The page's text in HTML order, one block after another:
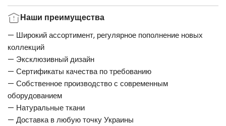
Наши преимущества
— Широкий ассортимент, регулярное пополнение новых
коллекций
— Эксклюзивный дизайн
— Сертификаты качества по требованию
— Собственное производство с современным
оборудованием
— Натуральные ткани
— Доставка в любую точку Украины